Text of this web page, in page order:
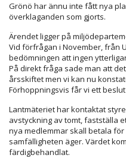
Grönö har ännu inte fått nya
överklaganden som gjorts.
Ärendet ligger på
Vid förfrågan i November, från
bedömningen att ingen
På direkt fråga sade man att
årsskiftet men vi kan nu
Förhoppningsvis får vi ett
Lantmäteriet har kontaktat
avstyckning av tomt, fastställa
nya medlemmar skall betala
samfälligheten äger. Värdet
färdigbehandlat.